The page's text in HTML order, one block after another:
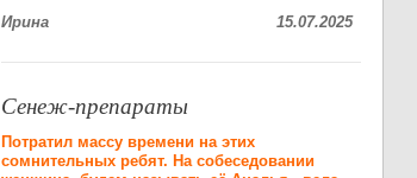
Ирина
15.07.2025
Сенеж-препараты
Потратил массу времени на этих
сомнительных ребят. На собеседовании